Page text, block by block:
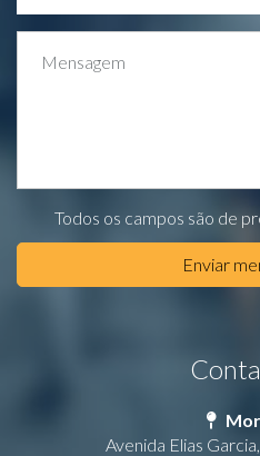
Mensagem
Todos os campos são de
Enviar
Avenida Elias